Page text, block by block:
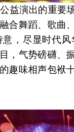
益演出的重要
合舞蹈、歌曲
，尽显时代
，气势磅礴、
趣味相声包袱